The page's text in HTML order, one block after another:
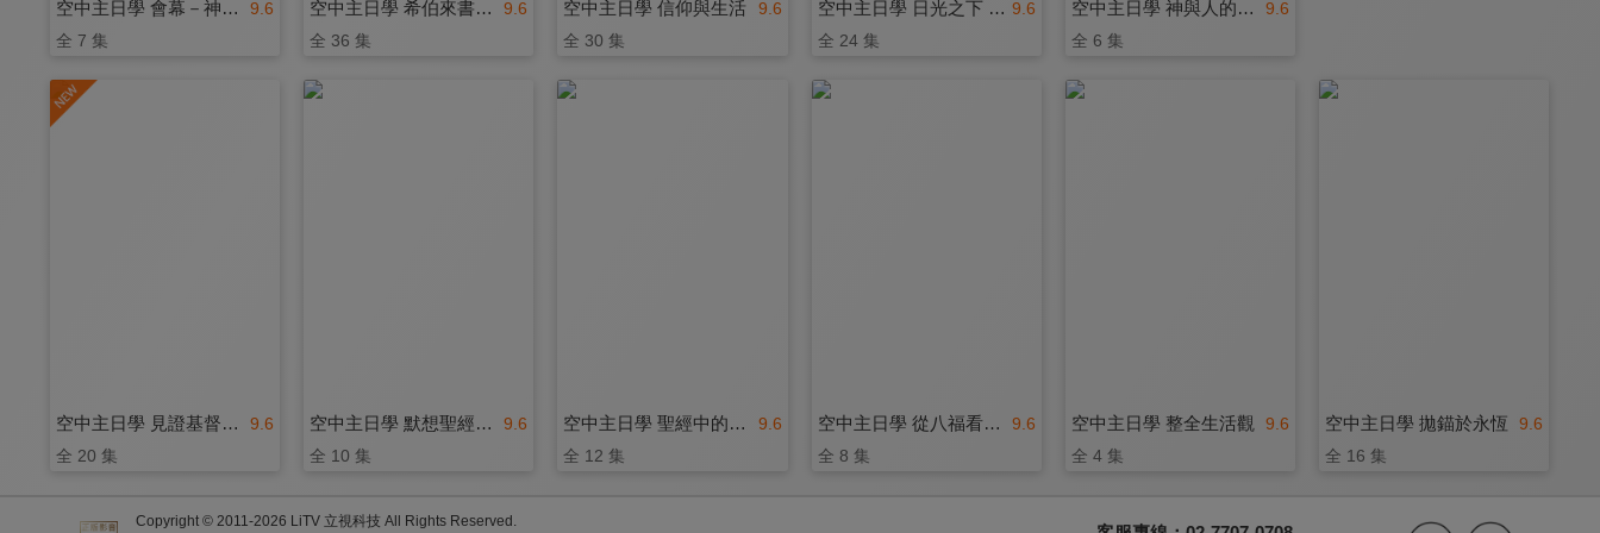
9.6
空中主日學 會幕－神同在
全 7 集
9.6
空中主日學 希伯來書的大祭司
全 36 集
9.6
空中主日學 信仰與生活
全 30 集
9.6
空中主日學 日光之下 喜樂一生
全 24 集
9.6
空中主日學 神與人的故事
全 6 集
9.6
空中主日學 見證基督－使徒行傳
全 20 集
9.6
空中主日學 默想聖經人物
全 10 集
9.6
空中主日學 聖經中的地獄觀
全 12 集
9.6
空中主日學 從八福看基督徒的生命
全 8 集
9.6
空中主日學 整全生活觀
全 4 集
9.6
空中主日學 拋錨於永恆
全 16 集
Copyright © 2011-2026 LiTV 立視科技 All Rights Reserved.